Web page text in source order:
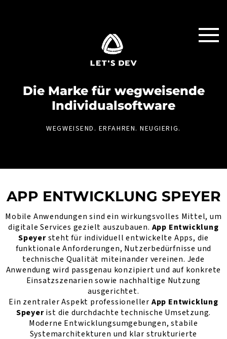
Die Marke für weg­weisende
Individual­software
WEGWEISEND. ERFAHREN. NEUGIERIG.
APP ENTWICKLUNG SPEYER
Mobile Anwendungen sind ein wirkungsvolles Mittel, um
digitale Services gezielt auszubauen. App Entwicklung
Speyersteht für individuell entwickelte Apps, die
funktionale Anforderungen, Nutzerbedürfnisse und
technische Qualität miteinander vereinen. Jede
Anwendung wird passgenau konzipiert und auf konkrete
Einsatzszenarien sowie nachhaltige Nutzung
ausgerichtet.
Ein zentraler Aspekt professioneller App Entwicklung
Speyerist die durchdachte technische Umsetzung.
Moderne Entwicklungsumgebungen, stabile
Systemarchitekturen und klar strukturierte